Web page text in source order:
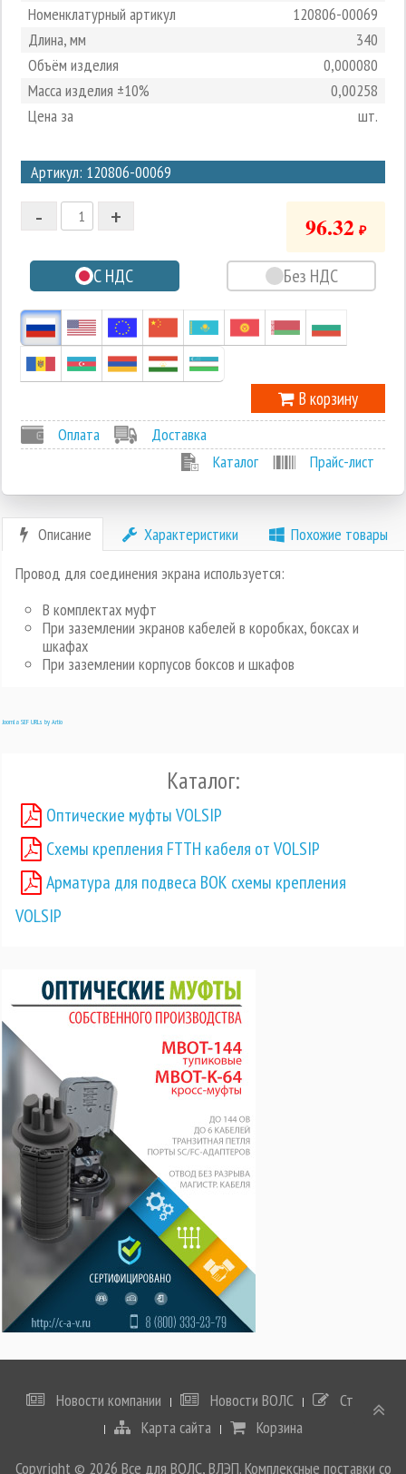
Номенклатурный артикул
120806-00069
Длина, мм
340
Объём изделия
0,000080
Масса изделия ±10%
0,00258
Цена за
шт.
Артикул: 120806-00069
2
1
-1
+
- 96.32 ₽
С НДС Без НДС
В корзину
Оплата
Доставка
Каталог
Прайс-лист
Описание Характеристики
Похожие товары
Провод для соединения экрана используется:
В комплектах муфт
При заземлении экранов кабелей в коробках, боксах и
шкафах
При заземлении корпусов боксов и шкафов
Joomla SEF URLs by Artio
Каталог:
Оптические муфты VOLSIP
Схемы крепления FTTH кабеля от VOLSIP
Арматура для подвеса ВОК схемы крепления
VOLSIP
Новости компании Новости ВОЛС
Статьи
Карта сайта
Корзина
Copyright © 2026 Все для ВОЛС, ВЛЭП. Комплексные поставки со